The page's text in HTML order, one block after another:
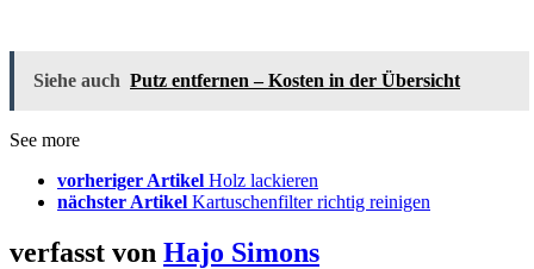
Siehe auch Putz entfernen – Kosten in der Übersicht
See more
vorheriger Artikel Holz lackieren
nächster Artikel Kartuschenfilter richtig reinigen
verfasst von Hajo Simons